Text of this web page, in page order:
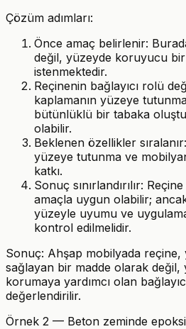
Çözüm adımları:
Önce amaç belirlenir:
değil, yüzeyde koruyucu
istenmektedir.
Reçinenin bağlayıcı rolü
kaplamanın yüzeye
bütünlüklü bir tabaka
olabilir.
Beklenen özellikler
yüzeye tutunma ve
katkı.
Sonuç sınırlandırılır:
amaçla uygun olabilir;
yüzeyle uyumu ve
kontrol edilmelidir.
Sonuç: Ahşap mobilyada reçine,
sağlayan bir madde olarak değil,
korumaya yardımcı olan
değerlendirilir.
Örnek 2 — Beton zeminde epoksi